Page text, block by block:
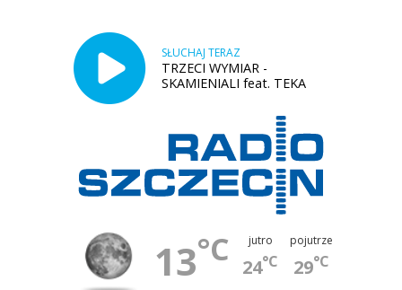
SŁUCHAJ TERAZ
TRZECI WYMIAR -
SKAMIENIALI feat. TEKA
13°C jutro
24°C
pojutrze
29°C